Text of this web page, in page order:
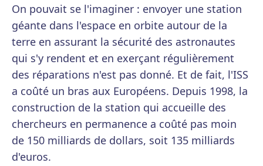
On pouvait se l'imaginer : envoyer une station
géante dans l'espace en orbite autour de la
terre en assurant la sécurité des astronautes
qui s'y rendent et en exerçant régulièrement
des réparations n'est pas donné. Et de fait, l'ISS
a coûté un bras aux Européens. Depuis 1998, la
construction de la station qui accueille des
chercheurs en permanence a coûté pas moin
de 150 milliards de dollars, soit 135 milliards
d'euros.